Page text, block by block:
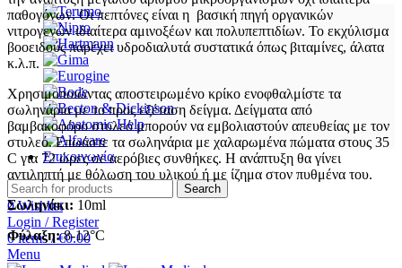
Επικοινωνία
Search
0Wishlist
Login / Register
0items / €0.00
Menu
παθογόνων. Οι πεπτόνες είναι η βασική πηγή οργανικών
νιτρογενών ιδιαίτερα αμινοξέων και πολυπεπτιδίων. Το εκχύλισμα
βοοειδούς παρέχει υδροδιαλυτά συστατικά όπως βιταμίνες, άλατα
κ.λ.π.
Χρησιμοποιώντας αποστειρωμένο κρίκο ενοφθαλμίστε τα
σωληνάρια με το προς εξέταση δείγμα. Δείγματα από
βαμβακοφόρο στυλεό μπορούν να εμβολιαστούν απευθείας με τον
στυλεό. Επωάστε τα σωληνάρια με χαλαρωμένα πώματα στους 35
C για 72 ώρες σε αερόβιες συνθήκες. Η ανάπτυξη θα γίνει
αντιληπτή με θόλωση του υλικού ή με ίζημα στον πυθμένα του.
Σωληνάκι: 10ml
Φύλαξη:8-12°C